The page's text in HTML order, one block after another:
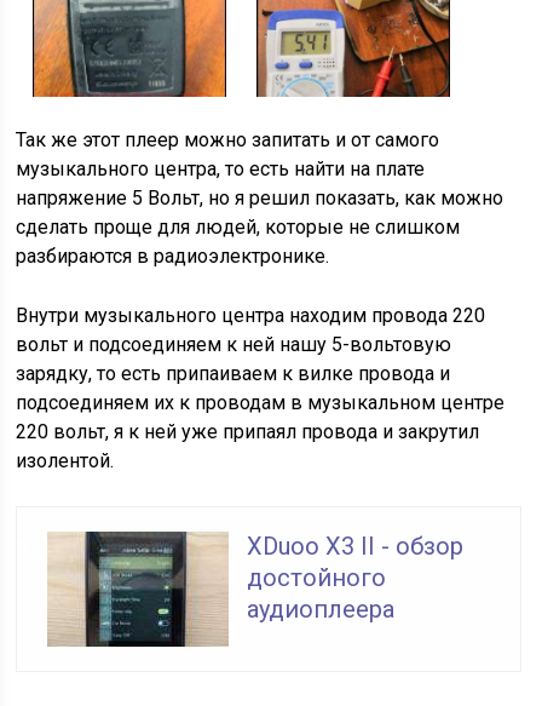
Так же этот плеер можно запитать и от самого
музыкального центра, то есть найти на плате
напряжение 5 Вольт, но я решил показать, как можно
сделать проще для людей, которые не слишком
разбираются в радиоэлектронике.
Внутри музыкального центра находим провода 220
вольт и подсоединяем к ней нашу 5-вольтовую
зарядку, то есть припаиваем к вилке провода и
подсоединяем их к проводам в музыкальном центре
220 вольт, я к ней уже припаял провода и закрутил
изолентой.
XDuoo X3 II - обзор
достойного
аудиоплеера